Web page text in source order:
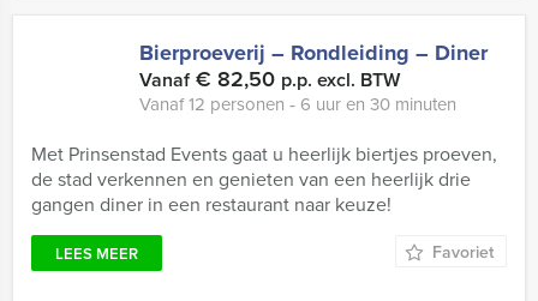
Bierproeverij – Rondleiding – Diner
Vanaf€ 82,50 p.p. excl. BTW
Vanaf 12 personen ‐ 6 uur en 30 minuten
Met Prinsenstad Events gaat u heerlijk biertjes proeven,
de stad verkennen en genieten van een heerlijk drie
gangen diner in een restaurant naar keuze!
LEES MEER Favoriet